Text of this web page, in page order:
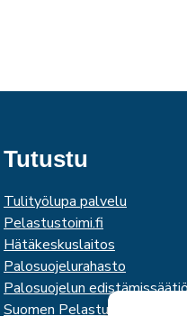
Tutustu
Tulityölupa palvelu
Pelastustoimi.fi
Hätäkeskuslaitos
Palosuojelurahasto
Palosuojelun
Suomen Pelastusalan